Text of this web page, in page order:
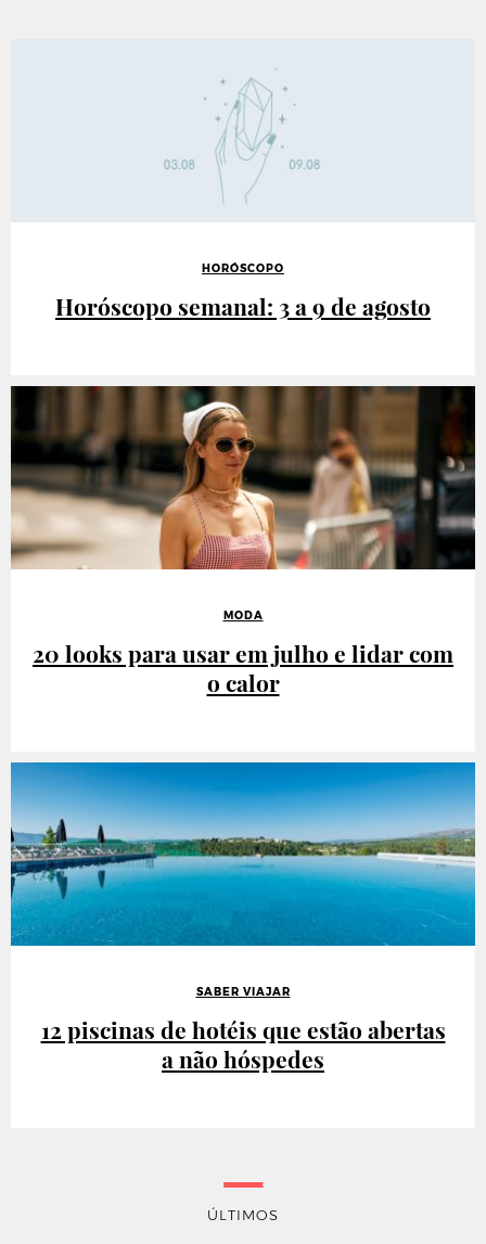
HORÓSCOPO
Horóscopo semanal: 3 a 9 de agosto
MODA
20 looks para usar em julho e lidar com
o calor
SABER VIAJAR
12 piscinas de hotéis que estão abertas
a não hóspedes
ÚLTIMOS